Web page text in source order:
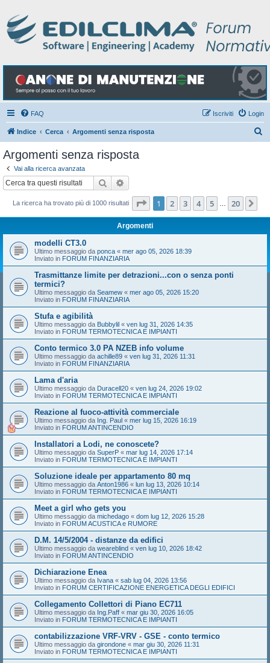
FAQ Login
Iscriviti
Indice Cerca Argomenti senza risposta
Argomenti senza risposta
Vai alla ricerca avanzata
Cerca
La ricerca ha trovato più di 1000 risultati Pagina di 20
1 2 3 4 5 20
Argomenti
modelli CT3.0
Ultimo messaggio da ponca « mer ago 05, 2026 18:39
Inviato in FORUM FINANZIARIA
Trasmittanze limite per detrazioni...con o senza ponti
termici?
Ultimo messaggio da Seamew « mer ago 05, 2026 15:20
Inviato in FORUM FINANZIARIA
Stufa e agibilità
Ultimo messaggio da Bubbylil « ven lug 31, 2026 14:35
Inviato in FORUM TERMOTECNICA E IMPIANTI
Conto termico 3.0 PA NZEB info volume
Ultimo messaggio da achille89 « ven lug 31, 2026 11:31
Inviato in FORUM FINANZIARIA
Lama d'aria
Ultimo messaggio da Duracell20 « ven lug 24, 2026 19:02
Inviato in FORUM TERMOTECNICA E IMPIANTI
Reazione al fuoco-attività commerciale
Ultimo messaggio da Ing. Paul « mer lug 15, 2026 16:19
Inviato in FORUM ANTINCENDIO
Installatori a Lodi, ne conoscete?
Ultimo messaggio da SuperP « mar lug 14, 2026 17:14
Inviato in FORUM TERMOTECNICA E IMPIANTI
Soluzione ideale per appartamento 80 mq
Ultimo messaggio da Anton1986 « lun lug 13, 2026 10:14
Inviato in FORUM TERMOTECNICA E IMPIANTI
Meet a girl who gets you
Ultimo messaggio da michedago « dom lug 12, 2026 15:28
Inviato in FORUM ACUSTICA e RUMORE
D.M. 14/5/2004 - distanze da edifici
Ultimo messaggio da weareblind « ven lug 10, 2026 18:42
Inviato in FORUM ANTINCENDIO
Dichiarazione Enea
Ultimo messaggio da Ivana « sab lug 04, 2026 13:56
Inviato in FORUM CERTIFICAZIONE ENERGETICA DEGLI EDIFICI
Collegamento Collettori di Piano EC711
Ultimo messaggio da Ing.Paff « mar giu 30, 2026 16:05
Inviato in FORUM TERMOTECNICA E IMPIANTI
contabilizzazione VRF-VRV - GSE - conto termico
Ultimo messaggio da girondone « mar giu 30, 2026 11:31
Inviato in FORUM TERMOTECNICA E IMPIANTI